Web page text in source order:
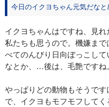
今日のイクヨちゃん元気だな
イクヨちゃんはですね、見
私たちも思うので。機嫌ま
べてのんびり日向ぼっこし
なとか、…後は、毛艶ですね
やっぱりどの動物もそうで
で、イクヨもモフモフして